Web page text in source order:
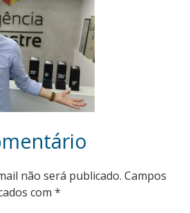
não será publicado. Campos
com *